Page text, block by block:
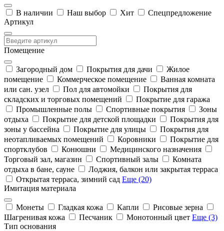
В наличии Наш выбор Хит
Спецпредложение
Артикул
Помещение
Загородный дом Покрытия для дачи
Жилое
помещение
Коммерческое помещение
Ванная комната
или сан. узел
Пол для автомойки
Покрытия для
складских и торговых помещений
Покрытие для гаража
Промышленные полы
Спортивные покрытия
Зоны
отдыха
Покрытие для детской площадки
Покрытия для
зоны у бассейна
Покрытие для улицы
Покрытия для
неотапливаемых помещений
Коровники
Покрытие для
спортклубов
Конюшни
Медицинского назначения
Торговый зал, магазин
Спортивный залы
Комната
отдыха в бане, сауне
Лоджия, балкон или закрытая терраса
Открытая терраса, зимний сад Еще (20)
Имитация материала
Монеты Гладкая кожа Капли
Рисовые зерна
Шагренивая кожа
Песчаник Монотонный цвет Еще (3)
Тип основания